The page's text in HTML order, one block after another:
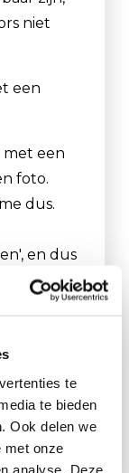
te
te bieden
Ook delen we
met onze
analyse. Deze
niet
een
een
foto.
dus.
en dus
van de